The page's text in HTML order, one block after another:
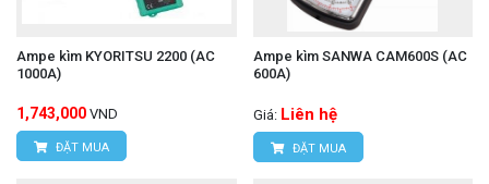
Ampe kìm KYORITSU 2200 (AC
1000A)
1,743,000 VND
ĐẶT MUA
Ampe kìm SANWA CAM600S (AC
600A)
Giá: Liên hệ
ĐẶT MUA